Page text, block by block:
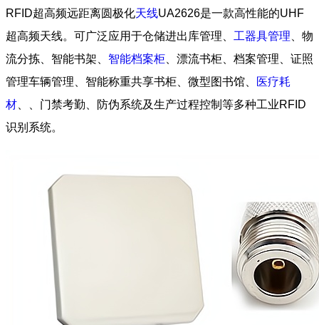
RFID超高频远距离圆极化天线UA2626是一款高性能的UHF
超高频天线。可广泛应用于仓储进出库管理、 工器具管理 、物
流分拣、智能书架、 智能档案柜 、漂流书柜、档案管理、证照
管理车辆管理、智能称重共享书柜、微型图书馆、
医疗耗
材 、、门禁考勤、防伪系统及生产过程控制等多种工业RFID
识别系统。